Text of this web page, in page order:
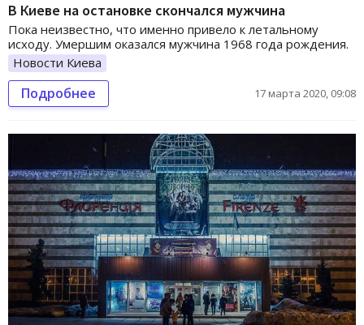
В Киеве на остановке скончался мужчина
Пока неизвестно, что именно привело к летальному
исходу. Умершим оказался мужчина 1968 года рождения.
Новости Киева
Подробнее 17 марта 2020, 09:08